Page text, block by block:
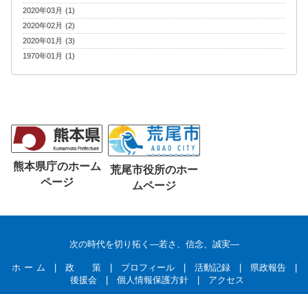
2020年03月 (1)
2020年02月 (2)
2020年01月 (3)
1970年01月 (1)
熊本県庁のホーム
ページ
荒尾市役所のホー
ムページ
次の時代を切り拓く―若さ、信念、誠実―
ホ ー ム 政 策| プロフィール| 活動記録| 県政報告|
後援会| 個人情報保護方針| アクセス